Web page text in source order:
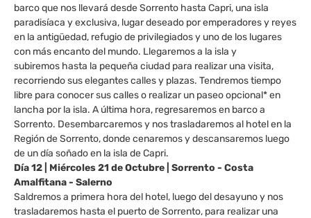
barco que nos llevará desde Sorrento hasta Capri, una isla
paradisíaca y exclusiva, lugar deseado por emperadores y reyes
en la antigüedad, refugio de privilegiados y uno de los lugares
con más encanto del mundo. Llegaremos a la isla y
subiremos hasta la pequeña ciudad para realizar una visita,
recorriendo sus elegantes calles y plazas. Tendremos tiempo
libre para conocer sus calles o realizar un paseo opcional* en
lancha por la isla. A última hora, regresaremos en barco a
Sorrento. Desembarcaremos y nos trasladaremos al hotel en la
Región de Sorrento, donde cenaremos y descansaremos luego
de un día soñado en la isla de Capri.
Día 12 | Miércoles 21 de Octubre | Sorrento - Costa
Amalfitana - Salerno
Saldremos a primera hora del hotel, luego del desayuno y nos
trasladaremos hasta el puerto de Sorrento, para realizar una